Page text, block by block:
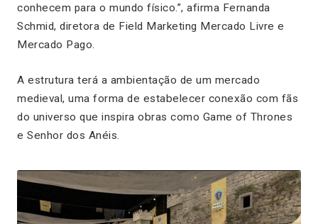
conhecem para o mundo físico.”, afirma Fernanda
Schmid, diretora de Field Marketing Mercado Livre e
Mercado Pago.
A estrutura terá a ambientação de um mercado
medieval, uma forma de estabelecer conexão com fãs
do universo que inspira obras como Game of Thrones
e Senhor dos Anéis.